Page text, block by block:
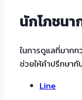
นักโภชนา
ในการดูแลที่มาก
ช่วยให้คำปรึกษา
Line